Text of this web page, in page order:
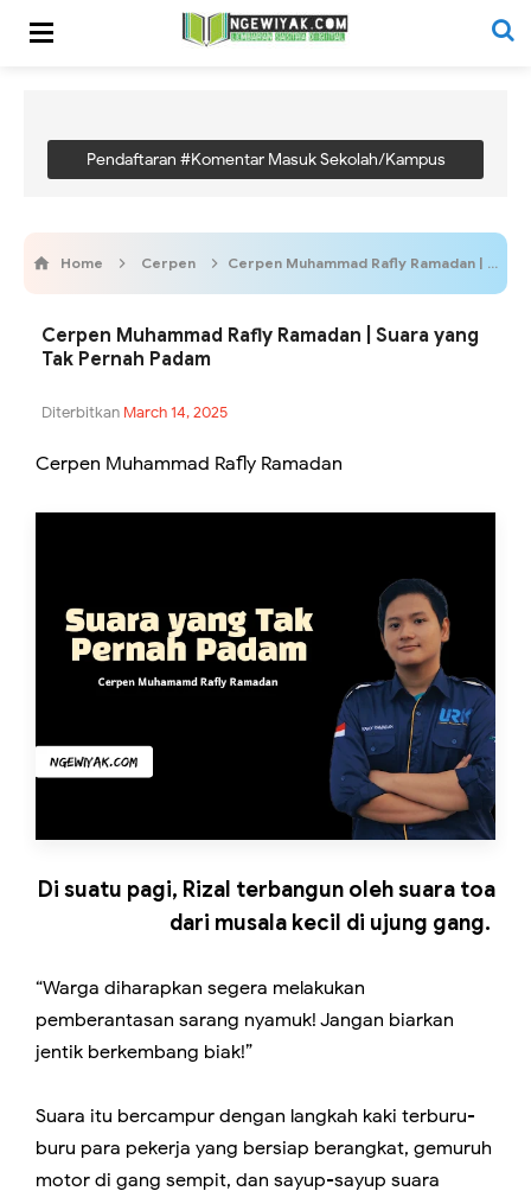
Pendaftaran #Komentar Masuk Sekolah/Kampus
Home Cerpen Cerpen Muhammad Rafly Ramadan | Suara yang Tak Pernah Padam
Cerpen Muhammad Rafly Ramadan | Suara yang
Tak Pernah Padam
Diterbitkan March 14, 2025
Cerpen Muhammad Rafly Ramadan
Di suatu pagi, Rizal terbangun oleh suara toa
dari musala kecil di ujung gang.
“Warga diharapkan segera melakukan
pemberantasan sarang nyamuk! Jangan biarkan
jentik berkembang biak!”
Suara itu bercampur dengan langkah kaki terburu-
buru para pekerja yang bersiap berangkat, gemuruh
motor di gang sempit, dan sayup-sayup suara